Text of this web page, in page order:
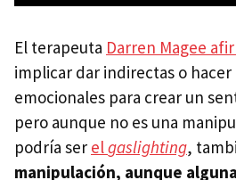
El terapeuta Darren Magee
implicar dar indirectas o
emocionales para crear un
pero aunque no es una
podría ser elgaslighting,
manipulación, aunque